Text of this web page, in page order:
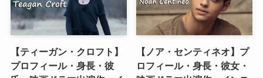
【ティーガン・クロフト】
プロフィール・身長・彼
【ノア・センティネオ】プ
ロフィール・身長・彼女・